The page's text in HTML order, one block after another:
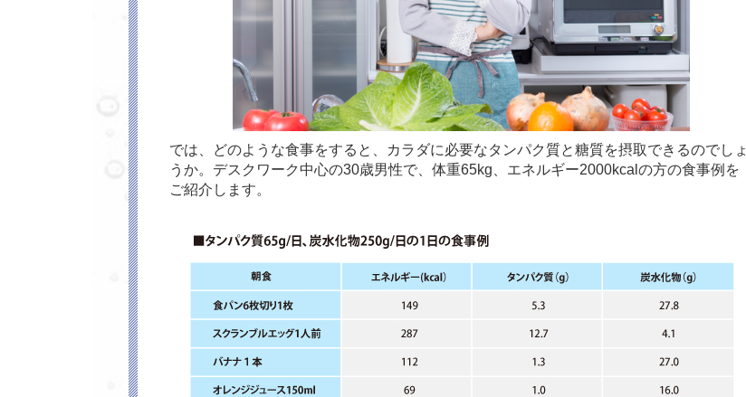
では、どのような食事をすると、カラダに必要なタンパク質と糖質を摂取できるのでしょ
うか。デスクワーク中心の30歳男性で、体重65kg、エネルギー2000kcalの方の食事例を
ご紹介します。